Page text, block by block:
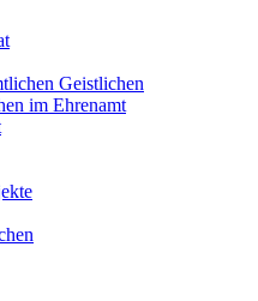
Geistlichen
im Ehrenamt